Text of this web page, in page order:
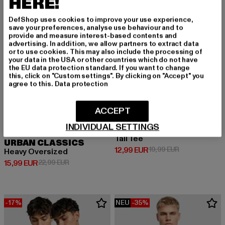
URBAN CLASSICS
Heavy Oversized
15,99 EUR
Derzeitiger Preis: 15,99 EUR
22,99 EURAktionspreis: 22,99 EUR
URBAN CLASSICS
Tall Tee
12,99 EUR
Derzeitiger Preis: 12,99 EUR
19,99 EURAktionspreis:
-17% NEU -35%
DefShop uses cookies to improve your use experience,
save your preferences, analyse use behaviour and to
provide and measure interest-based contents and
advertising. In addition, we allow partners to extract data
or to use cookies. This may also include the processing of
your data in the USA or other countries which do not have
the EU data protection standard. If you want to change
this, click on "Custom settings". By clicking on "Accept" you
agree to this. Data protection
INDIVIDUAL SETTINGS
ACCEPT